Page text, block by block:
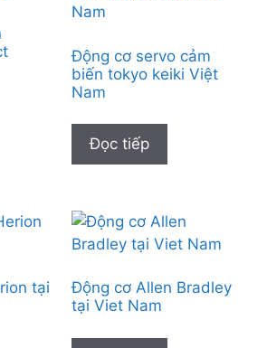
Động cơ servo cảm
biến tokyo keiki Việt
Nam
Đọc tiếp
tại
Động cơ Allen Bradley
tại Viet Nam